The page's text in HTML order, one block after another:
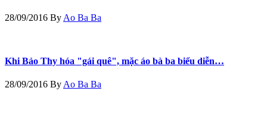
28/09/2016 By Ao Ba Ba
Khi Bảo Thy hóa "gái quê", mặc áo bà ba biểu diễn…
28/09/2016 By Ao Ba Ba